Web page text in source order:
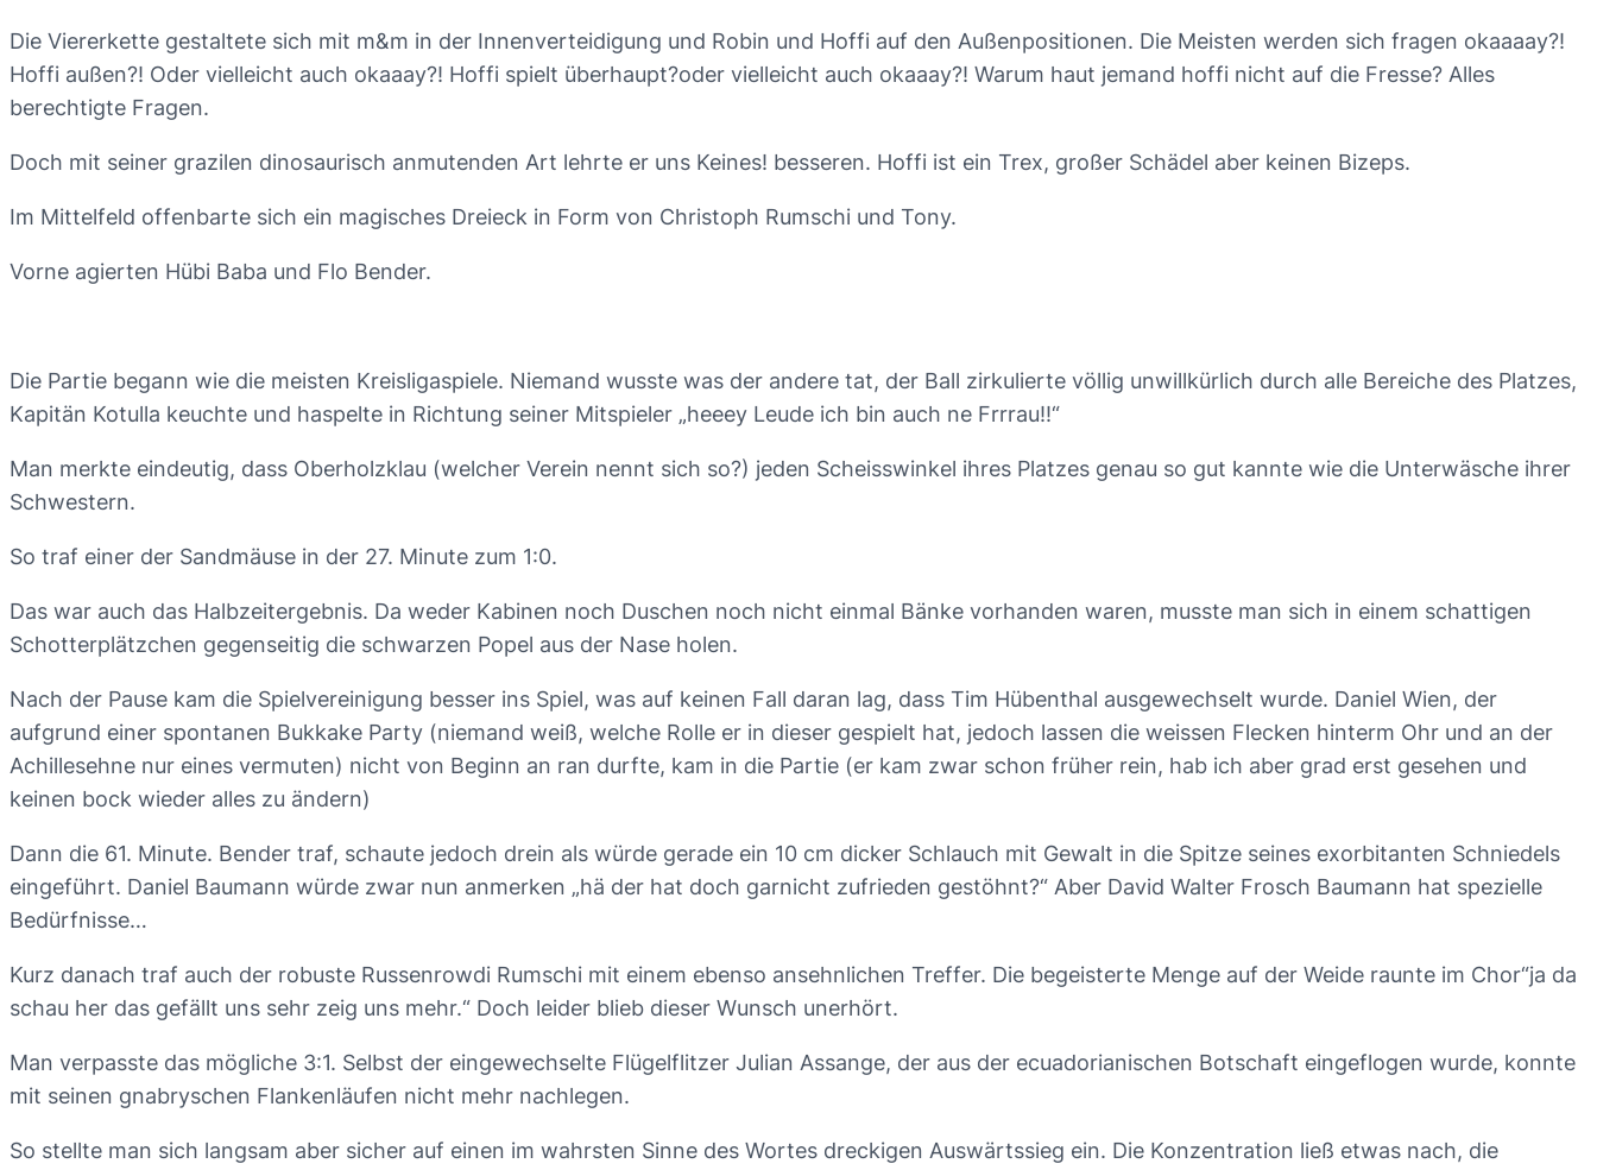
Die Viererkette gestaltete sich mit m&m in der Innenverteidigung und Robin und Hoffi auf den Außenpositionen. Die Meisten werden sich fragen okaaaay?!
Hoffi außen?! Oder vielleicht auch okaaay?! Hoffi spielt überhaupt?oder vielleicht auch okaaay?! Warum haut jemand hoffi nicht auf die Fresse? Alles
berechtigte Fragen.
Doch mit seiner grazilen dinosaurisch anmutenden Art lehrte er uns Keines! besseren. Hoffi ist ein Trex, großer Schädel aber keinen Bizeps.
Im Mittelfeld offenbarte sich ein magisches Dreieck in Form von Christoph Rumschi und Tony.
Vorne agierten Hübi Baba und Flo Bender.
Die Partie begann wie die meisten Kreisligaspiele. Niemand wusste was der andere tat, der Ball zirkulierte völlig unwillkürlich durch alle Bereiche des Platzes,
Kapitän Kotulla keuchte und haspelte in Richtung seiner Mitspieler „heeey Leude ich bin auch ne Frrrau!!“
Man merkte eindeutig, dass Oberholzklau (welcher Verein nennt sich so?) jeden Scheisswinkel ihres Platzes genau so gut kannte wie die Unterwäsche ihrer
Schwestern.
So traf einer der Sandmäuse in der 27. Minute zum 1:0.
Das war auch das Halbzeitergebnis. Da weder Kabinen noch Duschen noch nicht einmal Bänke vorhanden waren, musste man sich in einem schattigen
Schotterplätzchen gegenseitig die schwarzen Popel aus der Nase holen.
Nach der Pause kam die Spielvereinigung besser ins Spiel, was auf keinen Fall daran lag, dass Tim Hübenthal ausgewechselt wurde. Daniel Wien, der
aufgrund einer spontanen Bukkake Party (niemand weiß, welche Rolle er in dieser gespielt hat, jedoch lassen die weissen Flecken hinterm Ohr und an der
Achillesehne nur eines vermuten) nicht von Beginn an ran durfte, kam in die Partie (er kam zwar schon früher rein, hab ich aber grad erst gesehen und
keinen bock wieder alles zu ändern)
Dann die 61. Minute. Bender traf, schaute jedoch drein als würde gerade ein 10 cm dicker Schlauch mit Gewalt in die Spitze seines exorbitanten Schniedels
eingeführt. Daniel Baumann würde zwar nun anmerken „hä der hat doch garnicht zufrieden gestöhnt?“ Aber David Walter Frosch Baumann hat spezielle
Bedürfnisse…
Kurz danach traf auch der robuste Russenrowdi Rumschi mit einem ebenso ansehnlichen Treffer. Die begeisterte Menge auf der Weide raunte im Chor“ja da
schau her das gefällt uns sehr zeig uns mehr.“ Doch leider blieb dieser Wunsch unerhört.
Man verpasste das mögliche 3:1. Selbst der eingewechselte Flügelflitzer Julian Assange, der aus der ecuadorianischen Botschaft eingeflogen wurde, konnte
mit seinen gnabryschen Flankenläufen nicht mehr nachlegen.
So stellte man sich langsam aber sicher auf einen im wahrsten Sinne des Wortes dreckigen Auswärtssieg ein. Die Konzentration ließ etwas nach, die